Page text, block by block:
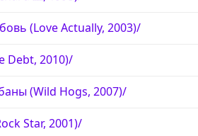
(Love Actually, 2003)/
Debt, 2010)/
(Wild Hogs, 2007)/
Star, 2001)/